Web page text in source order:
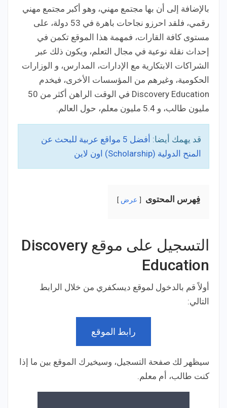
بالإضافة إلى أن بها مجتمع مهني، وهو أكبر مجتمع مهني
رقمي، فلقد احرزو نجاحات باهرة في 53 دولة، على
مستوى كافة القارات، فمهمة هذا الموقع تكمن في
إحداث نقلة نوعية في مجال التعلم، ويكون ذلك عبر
الشراكات الابتكارية مع الإدارات، المدارس، و الوزارات
الحكومية، وغيرهم من المؤسسات الأخرى، فيخدم
Discovery Education في الوقت الراهن أكثر من 50
مليون طالب، و 5.4 مليون معلم، حول العالم.
قد يهمك أيضا:
أفضل 5 مواقع عربية للبحث عن
المنح الدولية (Scholarship) اون لاين
فِهرس المحتوى عرض
التسجيل على موقع Discovery
Education
أولاً قم بالدخول لموقع ديسكفري من خلال الرابط
التالي:
رابط الموقع
سيظهر لك صفحة التسجيل، وسيخيرك الموقع بين ما إذا
كنت طالب، أم معلم.